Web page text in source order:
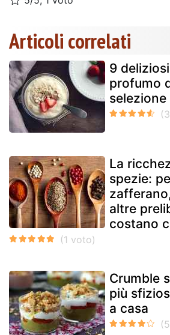
Articoli correlati
9
profumo
La
spezie:
altre
costano
Crumble
più
a casa